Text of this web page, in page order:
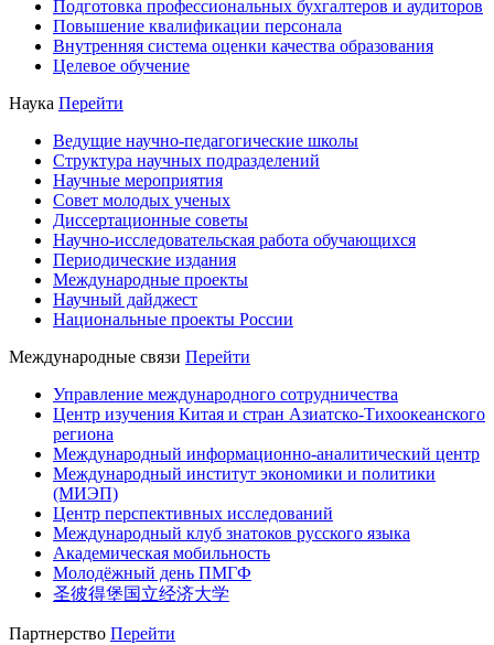
Подготовка профессиональных бухгалтеров и аудиторов
Повышение квалификации персонала
Внутренняя система оценки качества образования
Целевое обучение
Наука Перейти
Ведущие научно-педагогические школы
Структура научных подразделений
Научные мероприятия
Совет молодых ученых
Диссертационные советы
Научно-исследовательская работа обучающихся
Периодические издания
Международные проекты
Научный дайджест
Национальные проекты России
Международные связи Перейти
Управление международного сотрудничества
Центр изучения Китая и стран Азиатско-Тихоокеанского
региона
Международный информационно-аналитический центр
Международный институт экономики и политики
(МИЭП)
Центр перспективных исследований
Международный клуб знатоков русского языка
Академическая мобильность
Молодёжный день ПМГФ
圣彼得堡国立经济大学
Партнерство Перейти